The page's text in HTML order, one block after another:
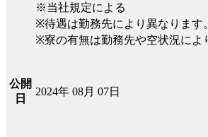
※当社規定による
※待遇は勤務先により異なります。
※寮の有無は勤務先や空状況によ
公開
日
2024年 08月 07日